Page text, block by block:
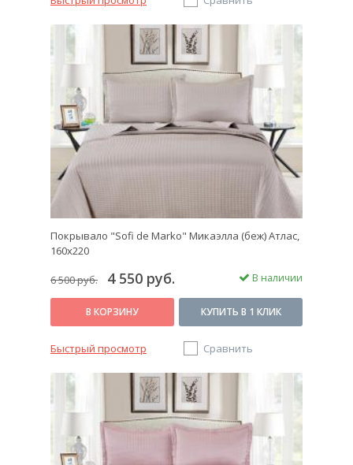
Покрывало "Sofi de Marko" Микаэлла (беж) Атлас,
160х220
6 500 руб. 4 550 руб. В наличии
В КОРЗИНУ КУПИТЬ В 1 КЛИК
Быстрый просмотр Сравнить